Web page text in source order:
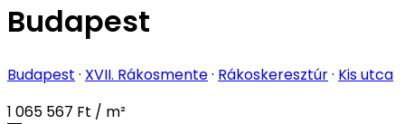
Budapest
Budapest · XVII. Rákosmente· Rákoskeresztúr· Kis utca
1 065 567 Ft / m²